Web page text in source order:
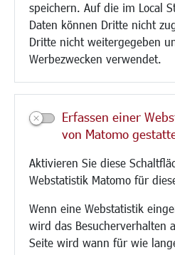
speichern. Auf die im Local
Daten können Dritte nicht
Dritte nicht weitergegeben
Werbezwecken verwendet.
Erfassen einer
von Matomo
Aktivieren Sie diese
Webstatistik Matomo für
Wenn eine Webstatistik
wird das Besucherverhalten
Seite wird wann für wie
Aktuelle Baustellen
Paddelteich
CINDY S
Kultur/Freizeit/Tourismus
Veranstaltungen
Neue Stadthalle Langen
Bäder
Musikschule
Stadtbücherei
Stadtarchiv
Museen